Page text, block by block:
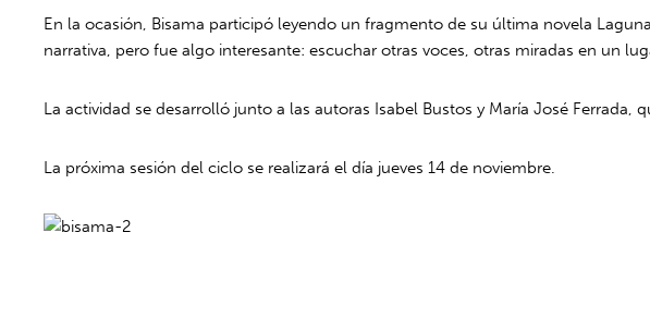
En la ocasión, Bisama participó leyendo un fragmento de su última novela
narrativa, pero fue algo interesante: escuchar otras voces, otras miradas en un
La actividad se desarrolló junto a las autoras Isabel Bustos y María José Ferrada,
La próxima sesión del ciclo se realizará el día jueves 14 de noviembre.